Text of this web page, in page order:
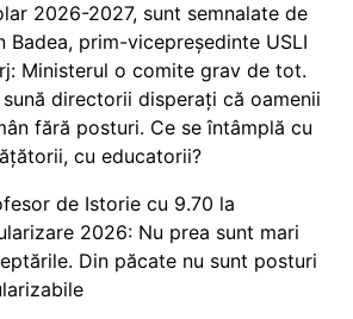
2026-2027, sunt semnalate de
Badea, prim-vicepreședinte USLI
Ministerul o comite grav de tot.
sună directorii disperați că oamenii
fără posturi. Ce se întâmplă cu
cu educatorii?
de Istorie cu 9.70 la
2026: Nu prea sunt mari
Din păcate nu sunt posturi